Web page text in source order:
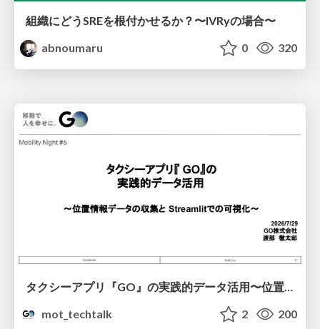
組織にどうSREを根付かせるか？〜IVRyの場合〜
abnoumaru
0 320
mot_techtalk
2 200